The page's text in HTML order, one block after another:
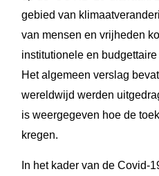
gebied van
van mensen en vrijheden
institutionele en
Het algemeen verslag
wereldwijd werden
is weergegeven hoe de
kregen.
In het kader van de Covid-